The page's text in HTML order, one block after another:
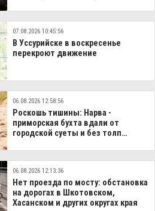
07.08.2026 10:45:56
В Уссурийске в воскресенье
перекроют движение
06.08.2026 12:58:56
Роскошь тишины: Нарва -
приморская бухта вдали от
городской суеты и без толп
06.08.2026 12:13:36
Нет проезда по мосту: обстановка
на дорогах в Шкотовском,
Хасанском и других округах края